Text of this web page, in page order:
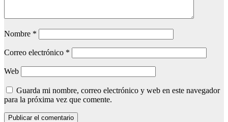
Nombre *
Correo electrónico *
Web
Guarda mi nombre, correo electrónico y web en este navegador
para la próxima vez que comente.